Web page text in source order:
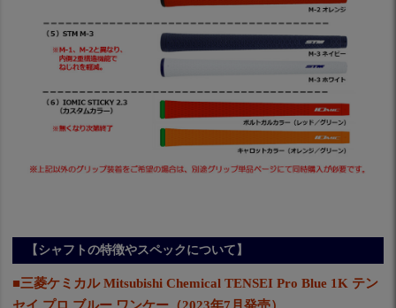
【シャフトの特徴やスペックについて】
■三菱ケミカル Mitsubishi Chemical TENSEI Pro Blue 1K テン